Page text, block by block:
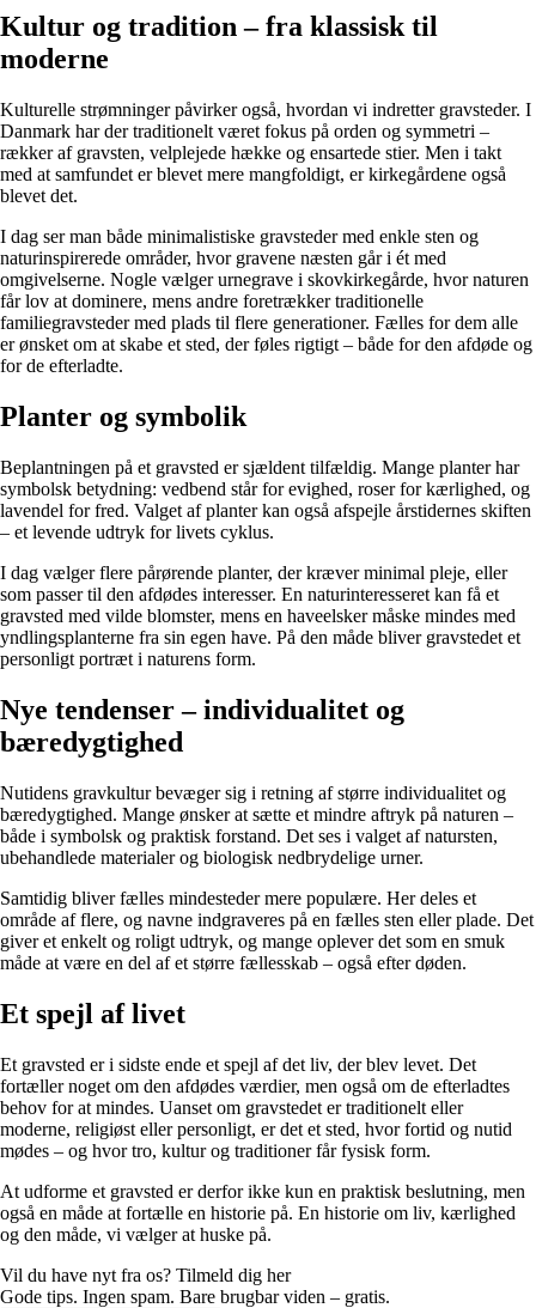
Kultur og tradition – fra klassisk til
moderne
Kulturelle strømninger påvirker også, hvordan vi indretter gravsteder. I
Danmark har der traditionelt været fokus på orden og symmetri –
rækker af gravsten, velplejede hække og ensartede stier. Men i takt
med at samfundet er blevet mere mangfoldigt, er kirkegårdene også
blevet det.
I dag ser man både minimalistiske gravsteder med enkle sten og
naturinspirerede områder, hvor gravene næsten går i ét med
omgivelserne. Nogle vælger urnegrave i skovkirkegårde, hvor naturen
får lov at dominere, mens andre foretrækker traditionelle
familiegravsteder med plads til flere generationer. Fælles for dem alle
er ønsket om at skabe et sted, der føles rigtigt – både for den afdøde og
for de efterladte.
Planter og symbolik
Beplantningen på et gravsted er sjældent tilfældig. Mange planter har
symbolsk betydning: vedbend står for evighed, roser for kærlighed, og
lavendel for fred. Valget af planter kan også afspejle årstidernes skiften
– et levende udtryk for livets cyklus.
I dag vælger flere pårørende planter, der kræver minimal pleje, eller
som passer til den afdødes interesser. En naturinteresseret kan få et
gravsted med vilde blomster, mens en haveelsker måske mindes med
yndlingsplanterne fra sin egen have. På den måde bliver gravstedet et
personligt portræt i naturens form.
Nye tendenser – individualitet og
bæredygtighed
Nutidens gravkultur bevæger sig i retning af større individualitet og
bæredygtighed. Mange ønsker at sætte et mindre aftryk på naturen –
både i symbolsk og praktisk forstand. Det ses i valget af natursten,
ubehandlede materialer og biologisk nedbrydelige urner.
Samtidig bliver fælles mindesteder mere populære. Her deles et
område af flere, og navne indgraveres på en fælles sten eller plade. Det
giver et enkelt og roligt udtryk, og mange oplever det som en smuk
måde at være en del af et større fællesskab – også efter døden.
Et spejl af livet
Et gravsted er i sidste ende et spejl af det liv, der blev levet. Det
fortæller noget om den afdødes værdier, men også om de efterladtes
behov for at mindes. Uanset om gravstedet er traditionelt eller
moderne, religiøst eller personligt, er det et sted, hvor fortid og nutid
mødes – og hvor tro, kultur og traditioner får fysisk form.
At udforme et gravsted er derfor ikke kun en praktisk beslutning, men
også en måde at fortælle en historie på. En historie om liv, kærlighed
og den måde, vi vælger at huske på.
Vil du have nyt fra os? Tilmeld dig her
Gode tips. Ingen spam. Bare brugbar viden – gratis.